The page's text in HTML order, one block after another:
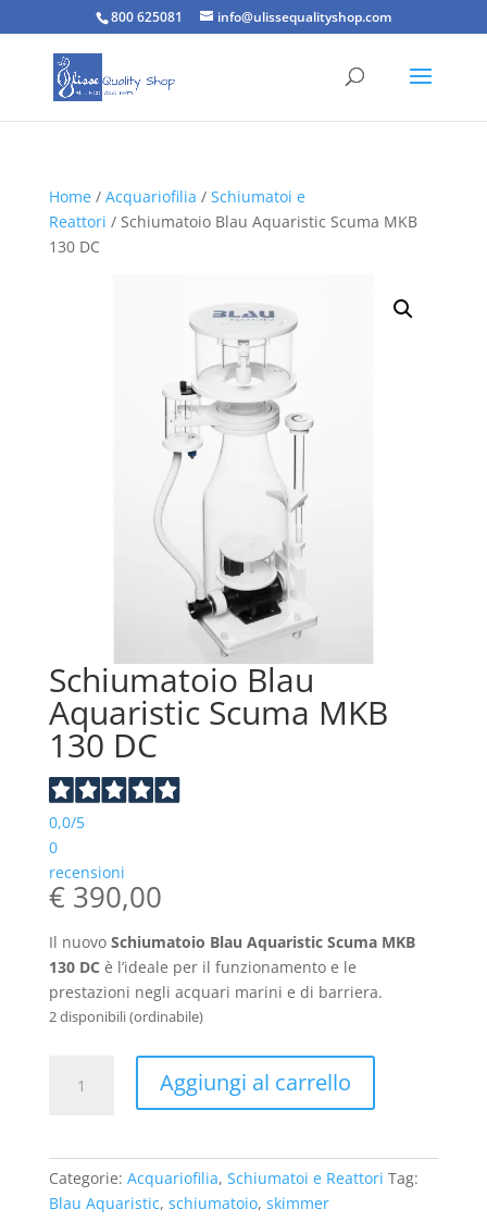
800 625081 info@ulissequalityshop.com
Home/ Acquariofilia / Schiumatoi e
Reattori / Schiumatoio Blau Aquaristic Scuma MKB
130 DC
Schiumatoio Blau
Aquaristic Scuma MKB
130 DC
0,0/5
0
recensioni
€390,00
Il nuovoSchiumatoio Blau Aquaristic Scuma MKB
130 DC è l’ideale per il funzionamento e le
prestazioni negli acquari marini e di barriera.
2 disponibili (ordinabile)
130
Aggiungi al carrello
Categorie: Acquariofilia, Schiumatoi e Reattori Tag:
Blau Aquaristic, schiumatoio, skimmer